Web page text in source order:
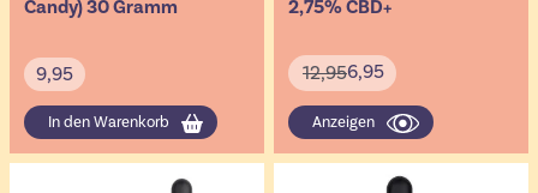
Candy) 30 Gramm
9,95
In den Warenkorb
2,75% CBD+
12,956,95
Anzeigen